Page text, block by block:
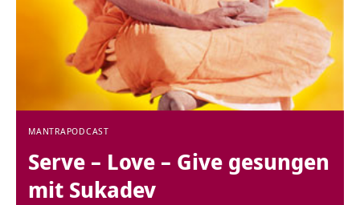
MANTRAPODCAST
Serve – Love – Give gesungen
mit Sukadev